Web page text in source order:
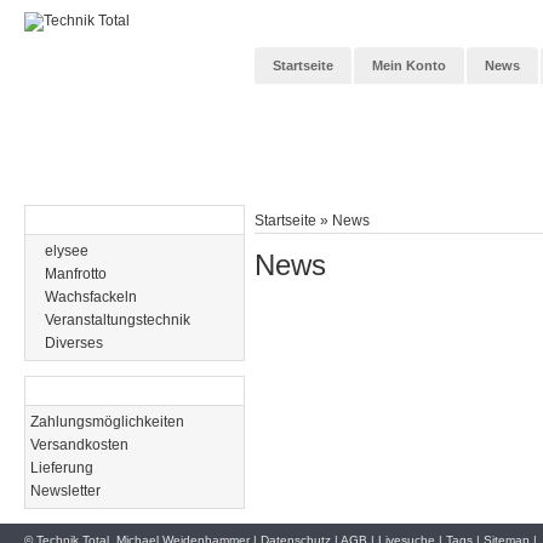
Startseite Mein Konto News
Startseite » News
News
elysee
Manfrotto
Wachsfackeln
Veranstaltungstechnik
Diverses
Zahlungsmöglichkeiten
Versandkosten
Lieferung
Newsletter
© Technik Total, Michael Weidenhammer | Datenschutz | AGB | Livesuche | Tags | Sitemap |